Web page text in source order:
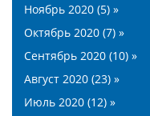
Ноябрь 2020 (5) »
Октябрь 2020 (7) »
Сентябрь 2020 (10) »
Август 2020 (23) »
Июль 2020 (12) »